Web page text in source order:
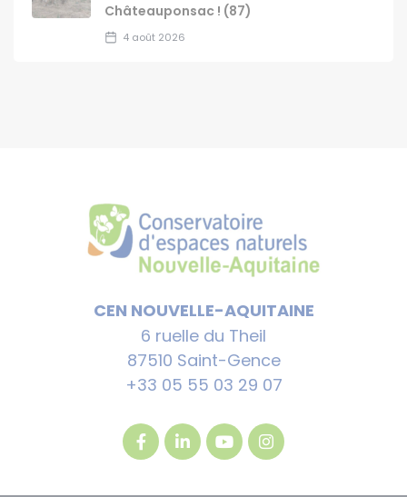
Châteauponsac ! (87)
4 août 2026
CEN NOUVELLE-AQUITAINE
6 ruelle du Theil
87510 Saint-Gence
+33 05 55 03 29 07